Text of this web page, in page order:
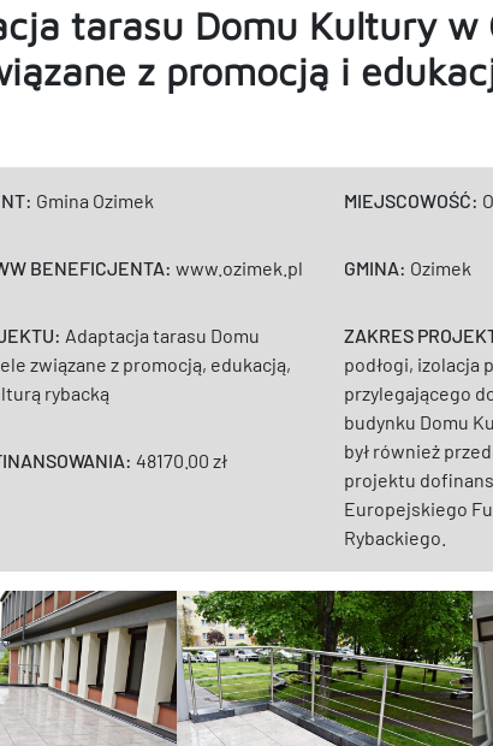
tarasu Domu Kultury w
z promocją i
Gmina Ozimek
BENEFICJENTA: www.ozimek.pl
Adaptacja tarasu Domu
związane z promocją, edukacją,
rybacką
48170.00 zł
MIEJSCOWOŚĆ:
GMINA: Ozimek
ZAKRES
podłogi, izolacja
przylegającego
budynku Domu
był również
projektu
Europejskiego
Rybackiego.